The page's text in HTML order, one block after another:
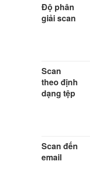
Độ phân
giải scan
Scan
theo định
dạng tệp
Scan đến
email